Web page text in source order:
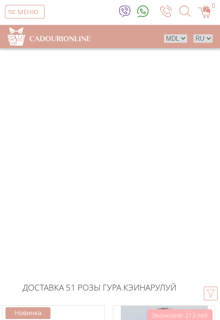
МЕНЮ
0
ДОСТАВКА 51 РОЗЫ ГУРА КЭИНАРУЛУЙ
Экономия: 213 лей